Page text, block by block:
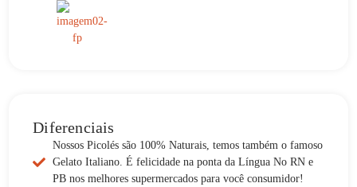
Diferenciais
Nossos Picolés são 100% Naturais, temos também o famoso
Gelato Italiano. É felicidade na ponta da Língua No RN e
PB nos melhores supermercados para você consumidor!